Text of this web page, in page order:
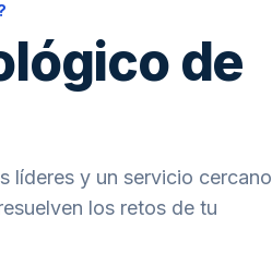
de
líderes y un servicio cercano
los retos de tu